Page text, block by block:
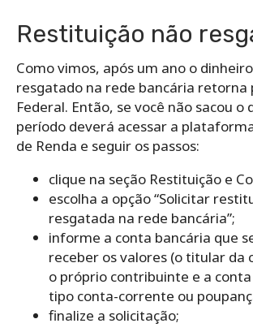
Restituição não
Como vimos, após um ano o
resgatado na rede bancária retorna
Federal. Então, se você não sacou o
período deverá acessar a
de Renda e seguir os passos:
clique na seção Restituição e
escolha a opção “Solicitar
resgatada na rede bancária”;
informe a conta bancária que
receber os valores (o titular da
o próprio contribuinte e a
tipo conta-corrente ou
finalize a solicitação;